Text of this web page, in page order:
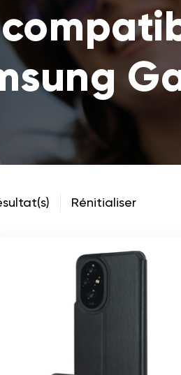
Rénitialiser